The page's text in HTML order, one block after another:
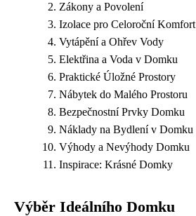
Zákony a Povolení
Izolace pro Celoroční Komfort
Vytápění a Ohřev Vody
Elektřina a Voda v Domku
Praktické Úložné Prostory
Nábytek do Malého Prostoru
Bezpečnostní Prvky Domku
Náklady na Bydlení v Domku
Výhody a Nevýhody Domku
Inspirace: Krásné Domky
Výběr Ideálního Domku